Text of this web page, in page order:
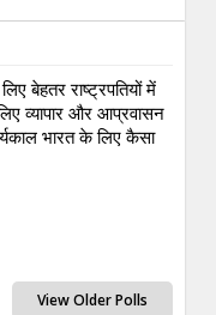
बेहतर राष्ट्रपतियों में
व्यापार और आप्रवासन
भारत के लिए कैसा
View Older Polls